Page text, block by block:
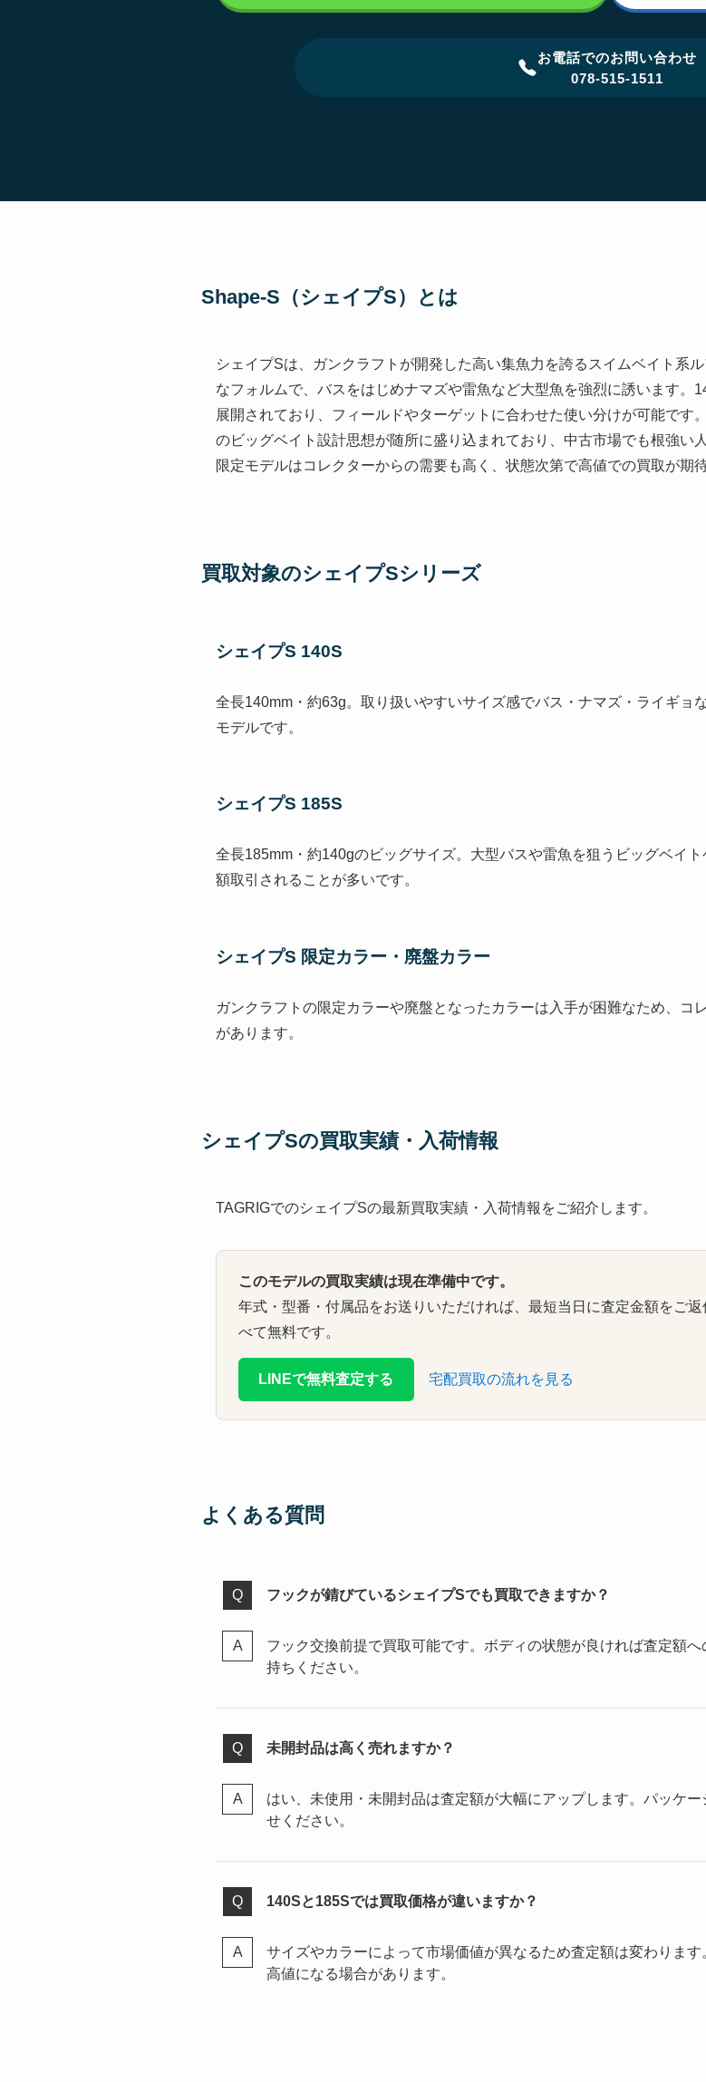
お電話でのお問い合わせ
078-515-1511
Shape-S（シェイプS）とは
シェイプSは、ガンクラフトが開発した高い集魚力を誇るスイムベイト系
なフォルムで、バスをはじめナマズや雷魚など大型魚を強烈に誘います。
展開されており、フィールドやターゲットに合わせた使い分けが可能です
のビッグベイト設計思想が随所に盛り込まれており、中古市場でも根強い
限定モデルはコレクターからの需要も高く、状態次第で高値での買取が期
買取対象のシェイプSシリーズ
シェイプS 140S
全長140mm・約63g。取り扱いやすいサイズ感でバス・ナマズ・ライギョ
モデルです。
シェイプS 185S
全長185mm・約140gのビッグサイズ。大型バスや雷魚を狙うビッグベイ
額取引されることが多いです。
シェイプS 限定カラー・廃盤カラー
ガンクラフトの限定カラーや廃盤となったカラーは入手が困難なため、コ
があります。
シェイプSの買取実績・入荷情報
TAGRIGでのシェイプSの最新買取実績・入荷情報をご紹介します。
このモデルの買取実績は現在準備中です。
年式・型番・付属品をお送りいただければ、最短当日に査定金額をご
べて無料です。
LINEで無料査定する 宅配買取の流れを見る
よくある質問
フックが錆びているシェイプSでも買取できますか？
フック交換前提で買取可能です。ボディの状態が良ければ査定額
持ちください。
未開封品は高く売れますか？
はい、未使用・未開封品は査定額が大幅にアップします。パッケ
せください。
140Sと185Sでは買取価格が違いますか？
サイズやカラーによって市場価値が異なるため査定額は変わりま
高値になる場合があります。